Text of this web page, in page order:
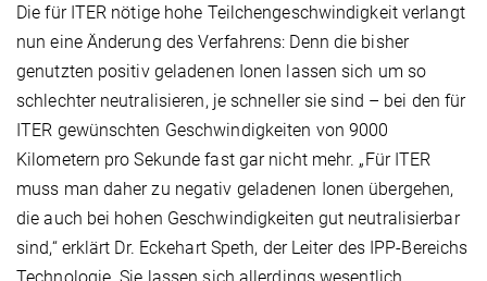
Die für ITER nötige hohe Teilchengeschwindigkeit verlangt
nun eine Änderung des Verfahrens: Denn die bisher
genutzten positiv geladenen Ionen lassen sich um so
schlechter neutralisieren, je schneller sie sind – bei den für
ITER gewünschten Geschwindigkeiten von 9000
Kilometern pro Sekunde fast gar nicht mehr. „Für ITER
muss man daher zu negativ geladenen Ionen übergehen,
die auch bei hohen Geschwindigkeiten gut neutralisierbar
sind,“ erklärt Dr. Eckehart Speth, der Leiter des IPP-Bereichs